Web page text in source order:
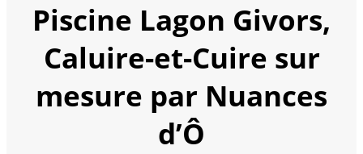
Piscine Lagon Givors,
Caluire-et-Cuire sur
mesure par Nuances
d’Ô